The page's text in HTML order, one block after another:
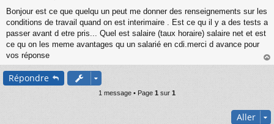
e
s
s
g
e
n
o
n
Bonjour est ce que quelqu un peut me donner des renseignements sur les
conditions de travail quand on est interimaire . Est ce qu il y a des tests a
passer avant d etre pris... Quel est salaire (taux horaire) salaire net et est
ce qu on les meme avantages qu un salarié en cdi.merci d avance pour
vos réponse
au
Répondre
1 message • Page 1 sur 1
Aller